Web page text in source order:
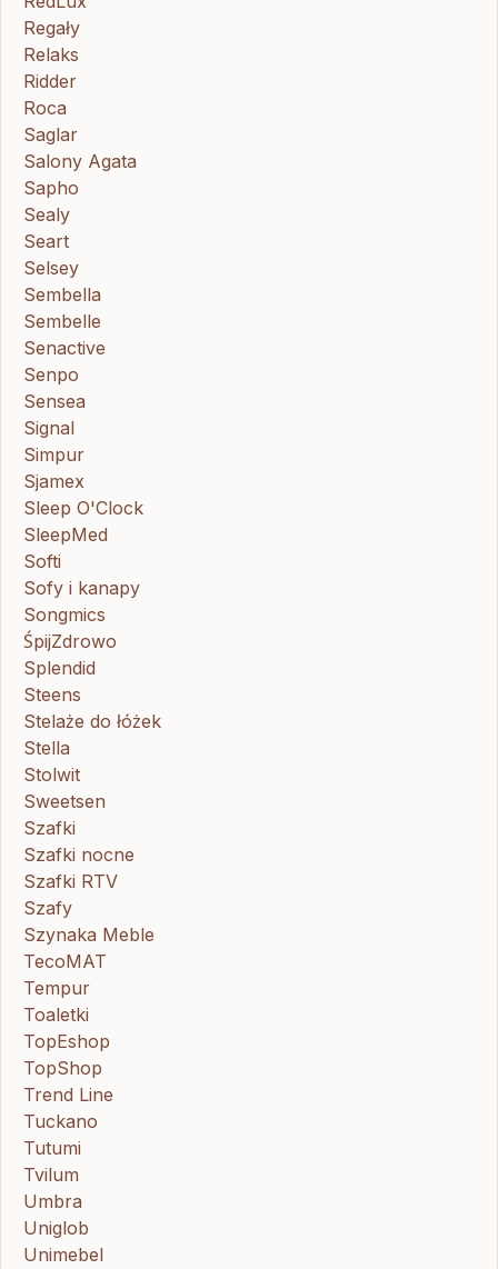
Regały
Relaks
Ridder
Roca
Saglar
Salony Agata
Sapho
Sealy
Seart
Selsey
Sembella
Sembelle
Senactive
Senpo
Sensea
Signal
Simpur
Sjamex
Sleep O'Clock
SleepMed
Softi
Sofy i kanapy
Songmics
ŚpijZdrowo
Splendid
Steens
Stelaże do łóżek
Stella
Stolwit
Sweetsen
Szafki
Szafki nocne
Szafki RTV
Szafy
Szynaka Meble
TecoMAT
Tempur
Toaletki
TopEshop
TopShop
Trend Line
Tuckano
Tutumi
Tvilum
Umbra
Uniglob
Unimebel